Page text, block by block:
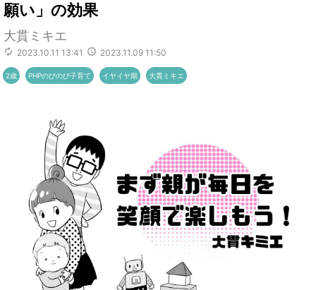
願い」の効果
大貫ミキエ
2023.10.11 13:41 2023.11.09 11:50
2歳 PHPのびのび子育て イヤイヤ期 大貫ミキエ